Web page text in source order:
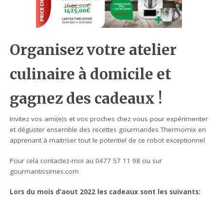
Organisez votre atelier
culinaire à domicile et
gagnez des cadeaux !
Invitez vos ami(e)s et vos proches chez vous pour expérimenter
et déguster ensemble des recettes gourmandes Thermomix en
apprenant à maitriser tout le potentiel de ce robot exceptionnel
Pour cela contactez-moi au 0477 57 11 98 ou sur
gourmantissimes.com
Lors du mois d’aout 2022 les cadeaux sont les suivants: